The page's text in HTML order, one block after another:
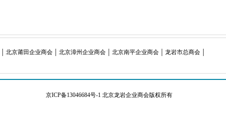
北京莆田企业商会 北京漳州企业商会 北京南平企业商会 龙岩市总商会
京ICP备13046684号-1 北京龙岩企业商会版权所有